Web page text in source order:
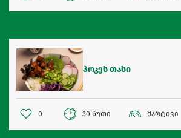
პოკეს თასი
0 30 წუთი მარტივი